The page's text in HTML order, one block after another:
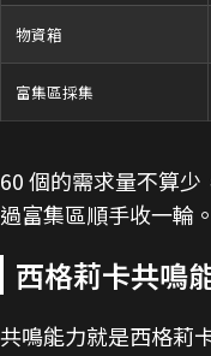
物資箱
富集區採集
60 個的需求量不算
過富集區順手收一輪。
西格莉卡共鳴
共鳴能力就是西格莉